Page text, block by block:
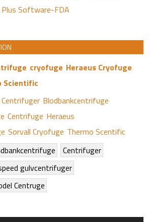
Software-FDA
cryofuge Heraeus Cryofuge
Scientific
Blodbankcentrifuge
Centrifuge Heraeus
Sorvall Cryofuge Thermo Scentific
Centrifuger
gulvcentrifuger
Centruge